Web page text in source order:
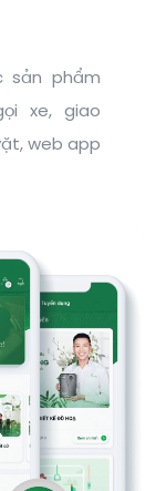
sản phẩm
xe, giao
web app